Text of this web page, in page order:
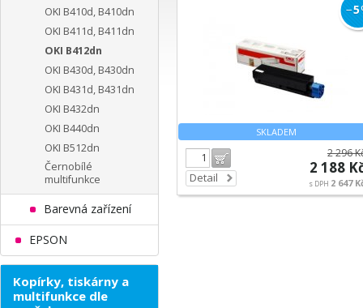
SKLADEM
−5
Detail
2 296
2 188
s DPH 2 647
OKI B410d, B410dn
OKI B411d, B411dn
OKI B412dn
OKI B430d, B430dn
OKI B431d, B431dn
OKI B432dn
OKI B440dn
OKI B512dn
Černobílé
multifunkce
Barevná zařízení
EPSON
Kopírky, tiskárny a
multifunkce dle